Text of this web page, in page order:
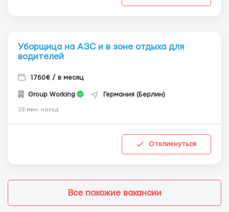
Уборщица на АЗС и в зоне отдыха для
водителей
1760€ / в месяц
Group Working Германия (Берлин)
28 мин. назад
Откликнуться
Все похожие вакансии